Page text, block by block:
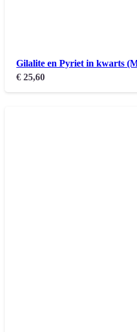
Gilalite en Pyriet in kwarts
€ 25,60